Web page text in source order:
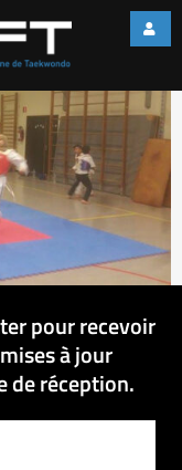
pour recevoir
à jour
de réception.